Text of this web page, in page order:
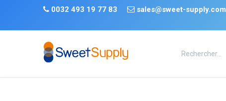
Se rendre au contenu
0032 493 19 77 83 ​ sales@sweet-supply.com
TRENDS